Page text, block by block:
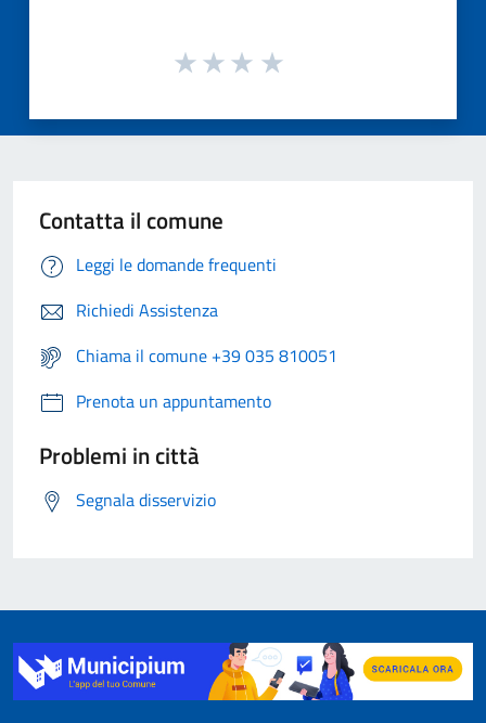
Contatta il comune
Leggi le domande frequenti
Richiedi Assistenza
Chiama il comune +39 035 810051
Prenota un appuntamento
Problemi in città
Segnala disservizio